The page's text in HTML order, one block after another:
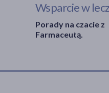
Wsparcie w
Porady na czacie z
Farmaceutą.